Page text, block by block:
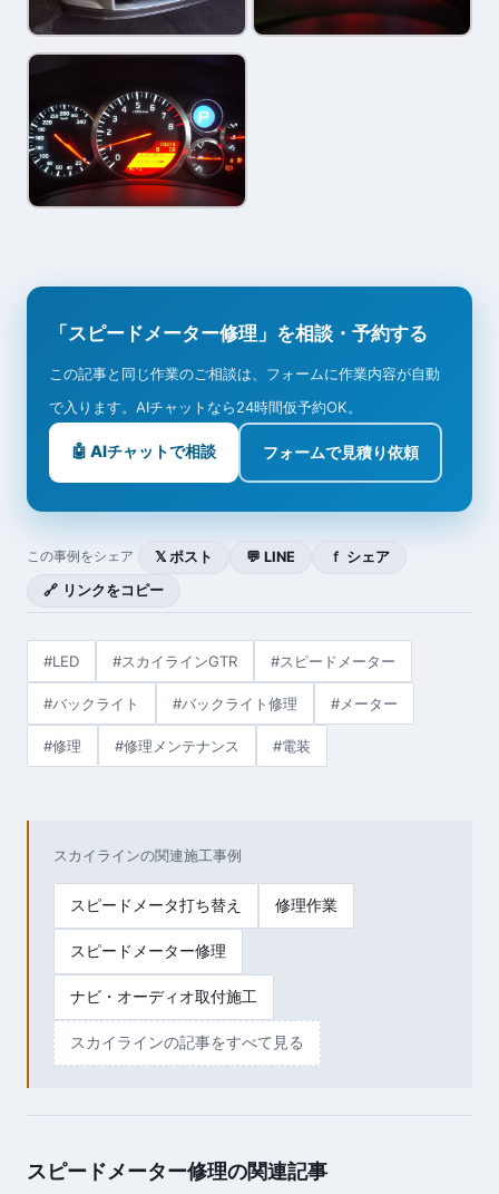
「スピードメーター修理」を相談・予約する
この記事と同じ作業のご相談は、フォームに作業内容が自動
で入ります。AIチャットなら24時間仮予約OK。
🤖 AIチャットで相談 フォームで見積り依頼
この事例をシェア 𝕏 ポスト 💬 LINE
ｆ シェア
🔗 リンクをコピー
#LED #スカイラインGTR #スピードメーター
#バックライト #バックライト修理 #メーター
#修理 #修理メンテナンス #電装
スカイラインの関連施工事例
スピードメータ打ち替え 修理作業
スピードメーター修理
ナビ・オーディオ取付施工
スカイラインの記事をすべて見る
スピードメーター修理の関連記事